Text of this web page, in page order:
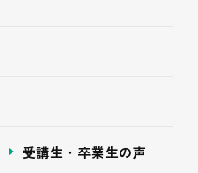
受講生・卒業生の声